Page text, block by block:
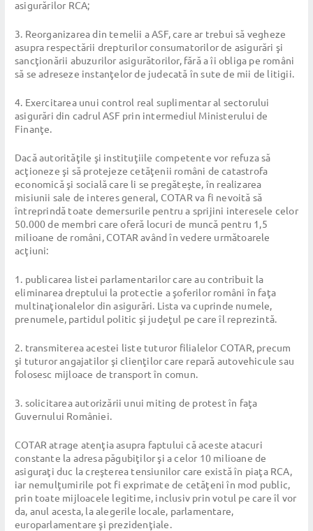
asigurărilor RCA;
3. Reorganizarea din temelii a ASF, care ar trebui să vegheze
asupra respectării drepturilor consumatorilor de asigurări şi
sancţionării abuzurilor asigurătorilor, fără a îi obliga pe români
să se adreseze instanţelor de judecată în sute de mii de litigii.
4. Exercitarea unui control real suplimentar al sectorului
asigurări din cadrul ASF prin intermediul Ministerului de
Finanţe.
Dacă autorităţile şi instituţiile competente vor refuza să
acţioneze şi să protejeze cetăţenii români de catastrofa
economică şi socială care li se pregăteşte, în realizarea
misiunii sale de interes general, COTAR va fi nevoită să
întreprindă toate demersurile pentru a sprijini interesele celor
50.000 de membri care oferă locuri de muncă pentru 1,5
milioane de români, COTAR având în vedere următoarele
acţiuni:
1. publicarea listei parlamentarilor care au contribuit la
eliminarea dreptului la protectie a şoferilor români în faţa
multinaţionalelor din asigurări. Lista va cuprinde numele,
prenumele, partidul politic şi judeţul pe care îl reprezintă.
2. transmiterea acestei liste tuturor filialelor COTAR, precum
şi tuturor angajatilor şi clienţilor care repară autovehicule sau
folosesc mijloace de transport în comun.
3. solicitarea autorizării unui miting de protest în faţa
Guvernului României.
COTAR atrage atenţia asupra faptului că aceste atacuri
constante la adresa păgubiţilor şi a celor 10 milioane de
asiguraţi duc la creşterea tensiunilor care există în piaţa RCA,
iar nemulţumirile pot fi exprimate de cetăţeni în mod public,
prin toate mijloacele legitime, inclusiv prin votul pe care îl vor
da, anul acesta, la alegerile locale, parlamentare,
europarlamentare şi prezidenţiale.